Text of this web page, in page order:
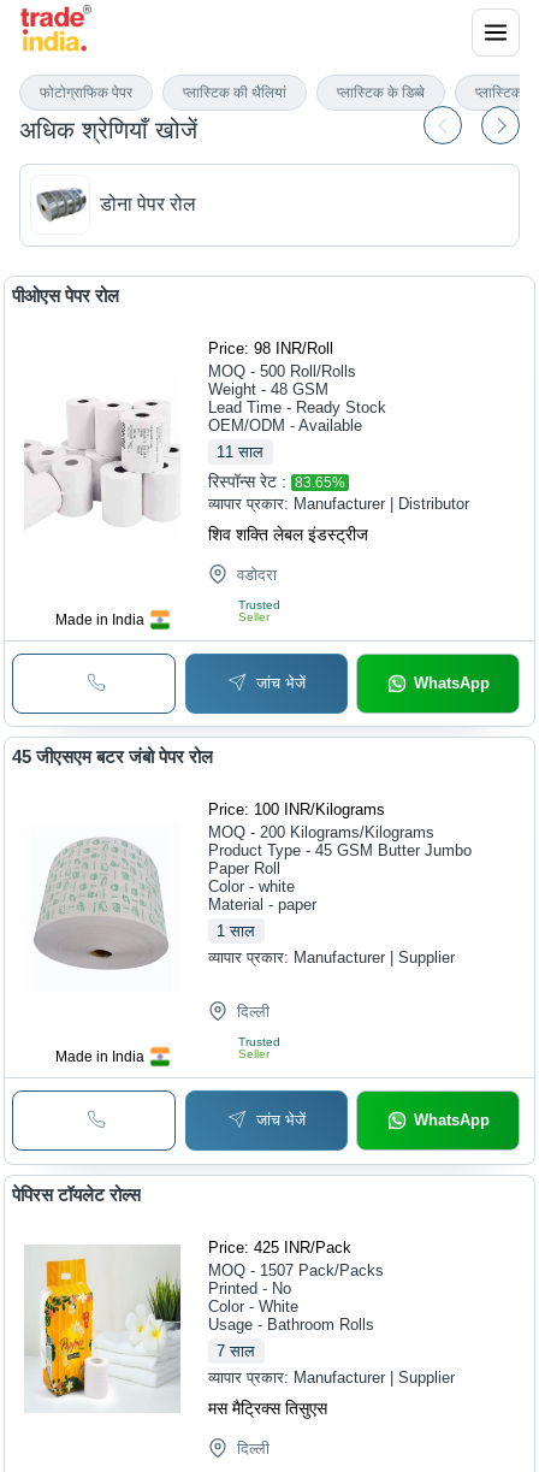
अधिक श्रेणियाँ खोजें
डोना पेपर रोल
Made in India
पीओएस पेपर रोल
Price: 98 INR/Roll
MOQ - 500 Roll/Rolls
Weight - 48 GSM
Lead Time - Ready Stock
OEM/ODM - Available
11 साल
रिस्पॉन्स रेट : 83.65%
व्यापार प्रकार: Manufacturer | Distributor
शिव शक्ति लेबल इंडस्ट्रीज
वडोदरा
Trusted
Seller
जांच भेजें WhatsApp
Made in India
45 जीएसएम बटर जंबो पेपर रोल
Price: 100 INR/Kilograms
MOQ - 200 Kilograms/Kilograms
Product Type - 45 GSM Butter Jumbo
Paper Roll
Color - white
Material - paper
1 साल
व्यापार प्रकार: Manufacturer | Supplier
दिल्ली
Trusted
Seller
जांच भेजें WhatsApp
पेपिरस टॉयलेट रोल्स
Price: 425 INR/Pack
MOQ - 1507 Pack/Packs
Printed - No
Color - White
Usage - Bathroom Rolls
7 साल
व्यापार प्रकार: Manufacturer | Supplier
मस मैट्रिक्स तिसुएस
दिल्ली
फोटोग्राफिक पेपर प्लास्टिक की थैलियां प्लास्टिक के डिब्बे प्लास्टिक